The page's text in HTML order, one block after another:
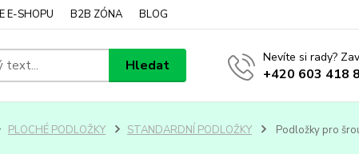
E-SHOPU B2B ZÓNA BLOG
Hledat Nevíte si rady?
+420 603 418
PLOCHÉ PODLOŽKY STANDARDNÍ PODLOŽKY Podložky pro